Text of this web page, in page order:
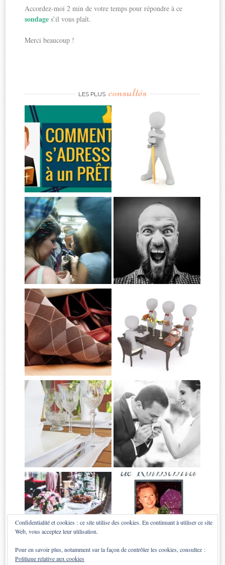
Accordez-moi 2 min de votre temps pour répondre à ce
sondages’il vous plaît.
Merci beaucoup !
LES PLUS consultés
Confidentialité et cookies : ce site utilise des cookies. En continuant à utiliser ce site
Web, vous acceptez leur utilisation.
Pour en savoir plus, notamment sur la façon de contrôler les cookies, consultez :
Politique relative aux cookies